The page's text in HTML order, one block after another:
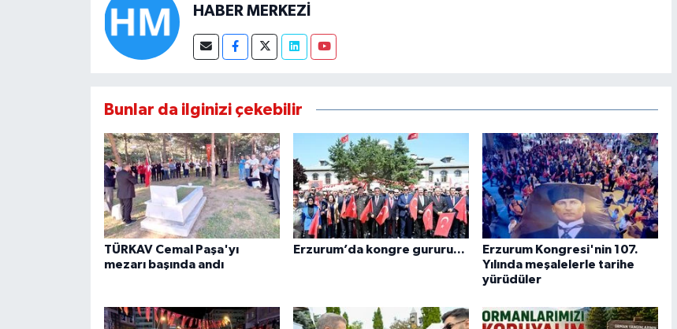
HABER MERKEZİ
Bunlar da ilginizi çekebilir
TÜRKAV Cemal Paşa'yı
mezarı başında andı
Erzurum’da kongre gururu...
Erzurum Kongresi'nin 107.
Yılında meşalelerle tarihe
yürüdüler